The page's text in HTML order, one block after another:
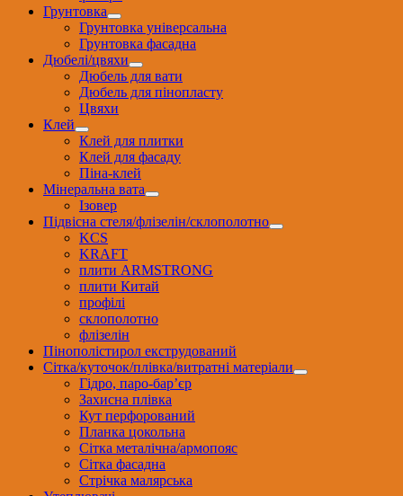
Грунтовка
Грунтовка універсальна
Грунтовка фасадна
Дюбелі/цвяхи
Дюбель для вати
Дюбель для пінопласту
Цвяхи
Клей
Клей для плитки
Клей для фасаду
Піна-клей
Мінеральна вата
Ізовер
Підвісна стеля/флізелін/склополотно
KCS
KRAFT
плити ARMSTRONG
плити Китай
профілі
склополотно
флізелін
Пінополістирол екструдований
Сітка/куточок/плівка/витратні матеріали
Гідро, паро-бар’єр
Захисна плівка
Кут перфорований
Планка цокольна
Сітка металічна/армопояс
Сітка фасадна
Стрічка малярська